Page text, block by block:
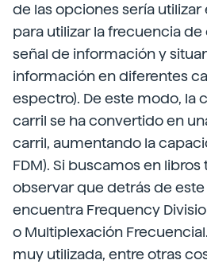
de las opciones sería
para utilizar la frecuencia
señal de información y
información en diferentes
espectro). De este modo, la
carril se ha convertido en
carril, aumentando la
FDM). Si buscamos en
observar que detrás de
encuentra Frequency
o Multiplexación
muy utilizada, entre otras